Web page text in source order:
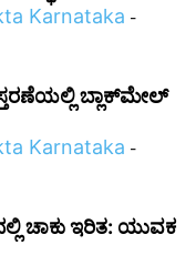
Karnataka -
ಬ್ಲಾಕ್‌ಮೇಲ್
Karnataka -
ಚಾಕು ಇರಿತ: ಯುವಕ